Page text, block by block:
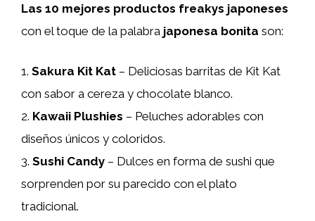
Las 10 mejores productos freakys japoneses
con el toque de la palabra japonesa bonita son:
1. Sakura Kit Kat – Deliciosas barritas de Kit Kat
con sabor a cereza y chocolate blanco.
2. Kawaii Plushies – Peluches adorables con
diseños únicos y coloridos.
3. Sushi Candy – Dulces en forma de sushi que
sorprenden por su parecido con el plato
tradicional.